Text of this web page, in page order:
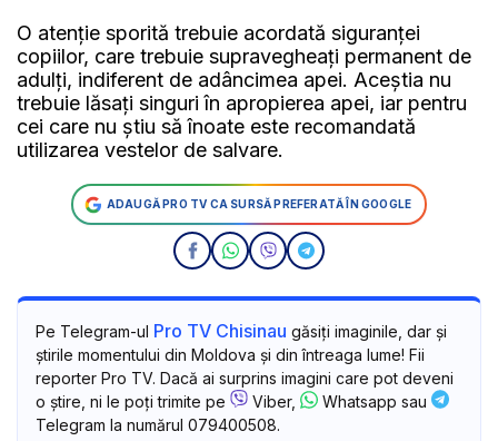
O atenție sporită trebuie acordată siguranței
copiilor, care trebuie supravegheați permanent de
adulți, indiferent de adâncimea apei. Aceștia nu
trebuie lăsați singuri în apropierea apei, iar pentru
cei care nu știu să înoate este recomandată
utilizarea vestelor de salvare.
ADAUGĂ PRO TV CA SURSĂ PREFERATĂ ÎN GOOGLE
Pe Telegram-ul Pro TV Chisinau găsiți imaginile, dar și
știrile momentului din Moldova și din întreaga lume! Fii
reporter Pro TV. Dacă ai surprins imagini care pot deveni
o știre, ni le poți trimite pe
Viber,
Whatsapp sau
Telegram la numărul 079400508.